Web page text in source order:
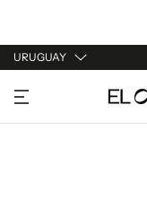
URUGUAY
URUGUAY
ARGENTINA